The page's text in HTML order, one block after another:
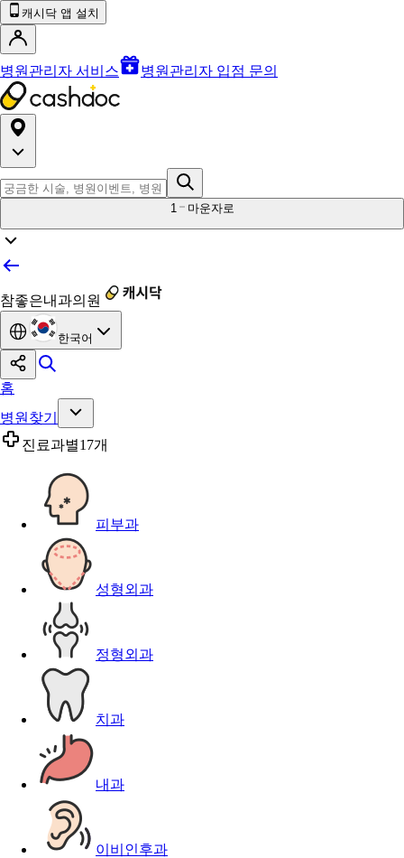
캐시닥 앱 설치
병원관리자 서비스 병원관리자 입점 문의
1 마운자로
참좋은내과의원
한국어
홈
병원찾기
진료과별17개
피부과
성형외과
정형외과
치과
내과
이비인후과